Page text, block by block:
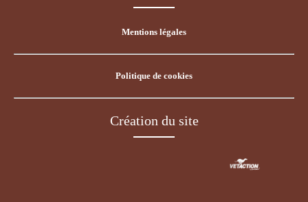
Mentions légales
Politique de cookies
Création du site